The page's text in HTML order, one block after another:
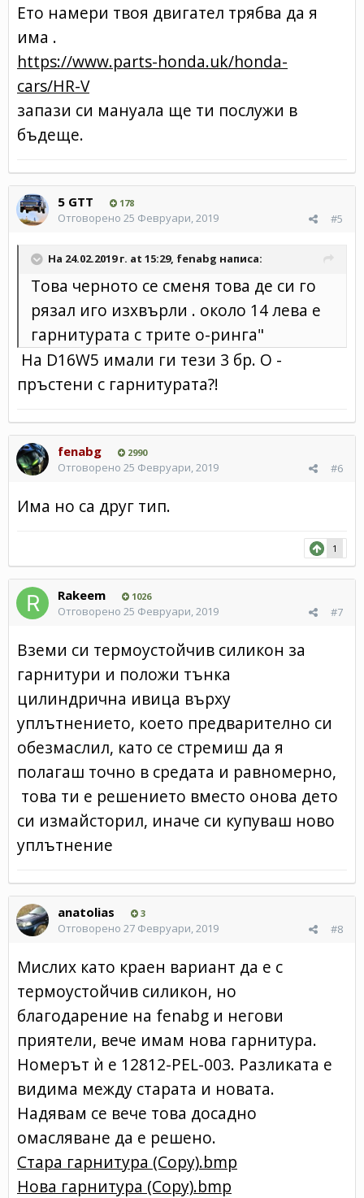
Ето намери твоя двигател трябва да я
има .
https://www.parts-honda.uk/honda-
cars/HR-V
запази си мануала ще ти послужи в
бъдеще.
5 GTT 178
#5
Отговорено 25 Февруари, 2019
На 24.02.2019 г. at 15:29, fenabg написа:
Това черното се сменя това де си го
рязал иго изхвърли . около 14 лева е
гарнитурата с трите о-ринга"
На D16W5 имали ги тези 3 бр. О -
пръстени с гарнитурата?!
fenabg 2990
#6
Отговорено 25 Февруари, 2019
Има но са друг тип.
1
Rakeem 1026
#7
Отговорено 25 Февруари, 2019
Вземи си термоустойчив силикон за
гарнитури и положи тънка
цилиндрична ивица върху
уплътнението, което предварително си
обезмаслил, като се стремиш да я
полагаш точно в средата и равномерно,
това ти е решението вместо онова дето
си измайсторил, иначе си купуваш ново
уплътнение
anatolias 3
#8
Отговорено 27 Февруари, 2019
Мислих като краен вариант да е с
термоустойчив силикон, но
благодарение на fenabg и негови
приятели, вече имам нова гарнитура.
Номерът ѝ е 12812-PEL-003. Разликата е
видима между старата и новата.
Надявам се вече това досадно
омасляване да е решено.
Стара гарнитура (Copy).bmp
Нова гарнитура (Copy).bmp